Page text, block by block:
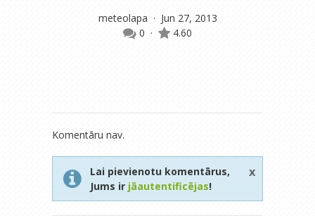
meteolapa · Jun 27, 2013
0 · 4.60
Komentāru nav.
Lai pievienotu komentārus,
Jums ir jāautentificējas!
x